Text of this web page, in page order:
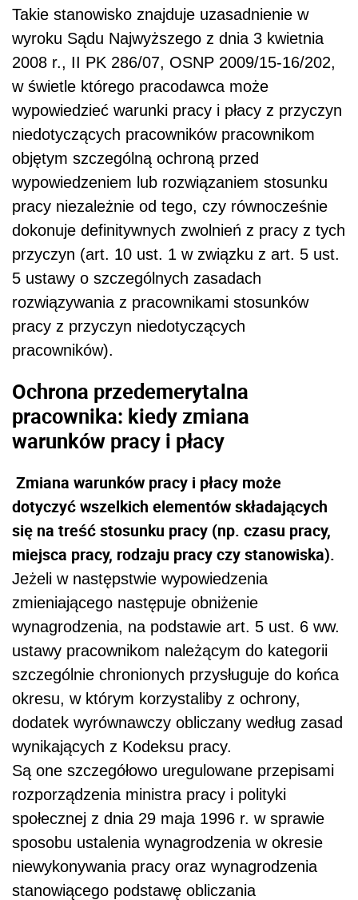
Takie stanowisko znajduje uzasadnienie w
wyroku Sądu Najwyższego z dnia 3 kwietnia
2008 r., II PK 286/07, OSNP 2009/15-16/202,
w świetle którego pracodawca może
wypowiedzieć warunki pracy i płacy z przyczyn
niedotyczących pracowników pracownikom
objętym szczególną ochroną przed
wypowiedzeniem lub rozwiązaniem stosunku
pracy niezależnie od tego, czy równocześnie
dokonuje definitywnych zwolnień z pracy z tych
przyczyn (art. 10 ust. 1 w związku z art. 5 ust.
5 ustawy o szczególnych zasadach
rozwiązywania z pracownikami stosunków
pracy z przyczyn niedotyczących
pracowników).
Ochrona przedemerytalna
pracownika: kiedy zmiana
warunków pracy i płacy
Zmiana warunków pracy i płacy może
dotyczyć wszelkich elementów składających
się na treść stosunku pracy (np. czasu pracy,
miejsca pracy, rodzaju pracy czy stanowiska).
Jeżeli w następstwie wypowiedzenia
zmieniającego następuje obniżenie
wynagrodzenia, na podstawie art. 5 ust. 6 ww.
ustawy pracownikom należącym do kategorii
szczególnie chronionych przysługuje do końca
okresu, w którym korzystaliby z ochrony,
dodatek wyrównawczy obliczany według zasad
wynikających z Kodeksu pracy.
Są one szczegółowo uregulowane przepisami
rozporządzenia ministra pracy i polityki
społecznej z dnia 29 maja 1996 r. w sprawie
sposobu ustalenia wynagrodzenia w okresie
niewykonywania pracy oraz wynagrodzenia
stanowiącego podstawę obliczania